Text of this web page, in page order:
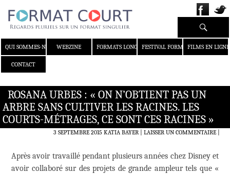
QUI SOMMES-NOUS ?WEBZINE FORMATS LONGS FESTIVAL FORMAT COURT
FILMS EN LIGNE
CONTACT
Recherche
ROSANA URBES : « ON N’OBTIENT PAS UN
ARBRE SANS CULTIVER LES RACINES. LES
COURTS-MÉTRAGES, CE SONT CES RACINES »
3 SEPTEMBRE 2015 KATIA BAYER LAISSER UN COMMENTAIRE|
Après avoir travaillé pendant plusieurs années chez Disney et
avoir collaboré sur des projets de grande ampleur tels que «